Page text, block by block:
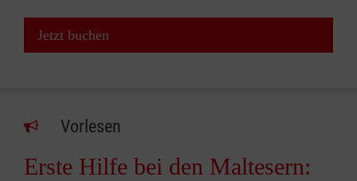
Jetzt buchen
Vorlesen
Erste Hilfe bei den Maltesern: